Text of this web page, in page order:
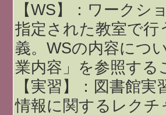
【WS】：ワークシ
指定された教室で
義。WSの内容につ
業内容」を参照する
【実習】：図書館
情報に関するレクチ